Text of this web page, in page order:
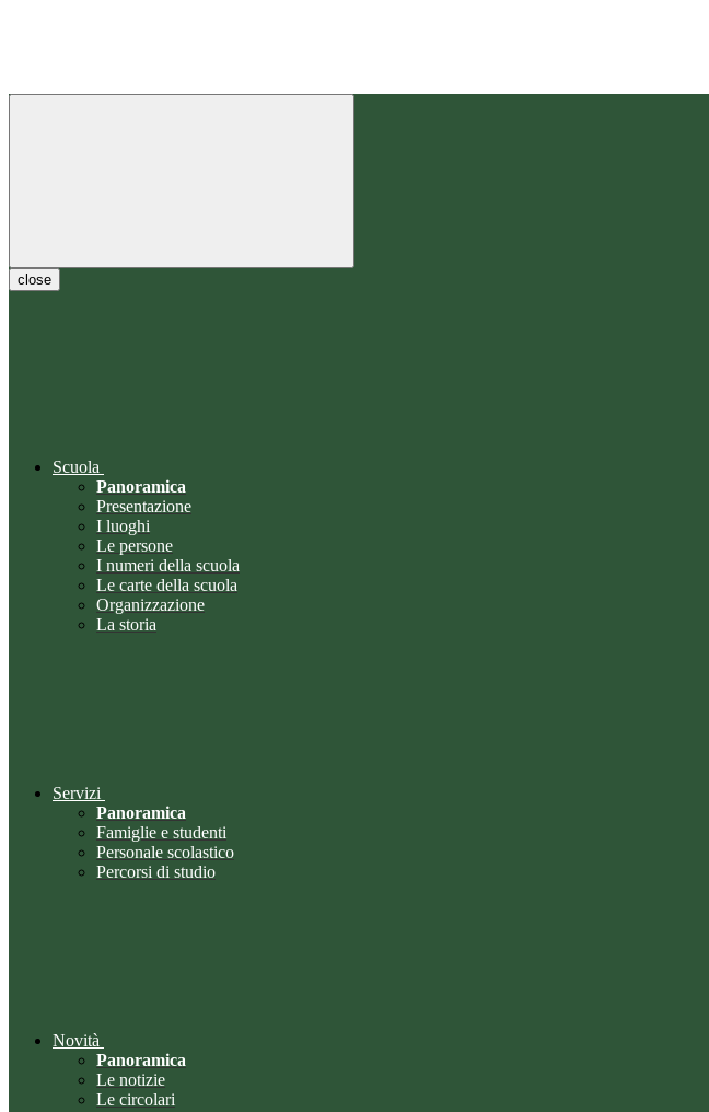
close
Scuola
Panoramica
Presentazione
I luoghi
Le persone
I numeri della scuola
Le carte della scuola
Organizzazione
La storia
Servizi
Panoramica
Famiglie e studenti
Personale scolastico
Percorsi di studio
Novità
Panoramica
Le notizie
Le circolari